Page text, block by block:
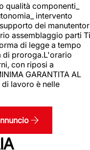
qualità componenti_
intervento
dei
assemblaggio parti Ti
di legge a tempo
di proroga.L'orario
con riposi a
GARANTITA AL
di lavoro è nelle